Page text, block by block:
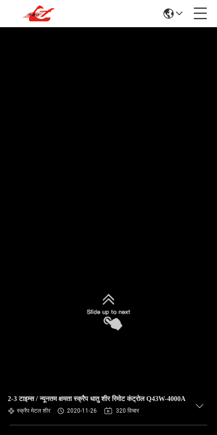
2-3 टाइम्स / न्यूनतम क्षमता स्क्रैप धातु शीर रिमोट कंट्रोल Q43W-4000A
स्क्रैप मेटल शीर 2020-11-26 320 विचार